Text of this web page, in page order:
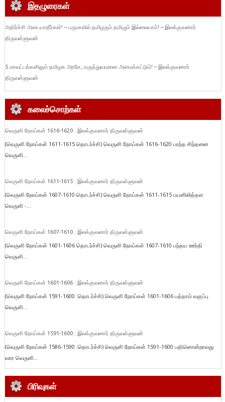
இதழுரைகள்
அதிர்ச்சி அடையாதீர்கள்! – பருமாவில் தமிழரும் தமிழும் இல்லையாம்! – இலக்குவனார்
திருவள்ளுவன்
5 மாவட்டங்களிலும் தமிழக அரசே, மருத்துவமனை அமைக்கட்டும்! – இலக்குவனார்
திருவள்ளுவன்
கலைச்சொற்கள்
வெருளி நோய்கள் 1616-1620 : இலக்குவனார் திருவள்ளுவன்
(வெருளி நோய்கள் 1611-1615 தொடர்ச்சி) வெருளி நோய்கள் 1616-1620 பரந்த சிந்தனை
வெருளி...
வெருளி நோய்கள் 1611-1615 : இலக்குவனார் திருவள்ளுவன்
(வெருளி நோய்கள் 1607-1610 தொடர்ச்சி) வெருளி நோய்கள் 1611-1615 பயனிலித்தள
வெருளி -...
வெருளி நோய்கள் 1607-1610 : இலக்குவனார் திருவள்ளுவன்
(வெருளி நோய்கள் 1601-1606 தொடர்ச்சி) வெருளி நோய்கள் 1607-1610 பந்தய ஊர்தி
வெருளி...
வெருளி நோய்கள் 1601-1606 : இலக்குவனார் திருவள்ளுவன்
(வெருளி நோய்கள் 1591-1600 :தொடர்ச்சி) வெருளி நோய்கள் 1601-1606 பத்தாம் வகுப்பு
வெருளி...
வெருளி நோய்கள் 1591-1600 : இலக்குவனார் திருவள்ளுவன்
(வெருளி நோய்கள் 1586-1590 :தொடர்ச்சி) வெருளி நோய்கள் 1591-1600 பதினொன்றாவது
வார வெருளி...
பிரிவுகள்